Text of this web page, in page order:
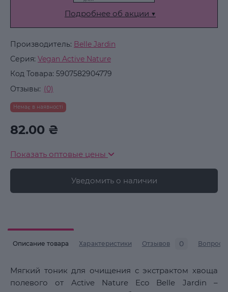
Подробнее об акции ▼
Производитель: Belle Jardin
Серия: Vegan Active Nature
Код Товара: 5907582904779
Отзывы: (0)
Немає в наявності
82.00 ₴
Показать оптовые цены
Уведомить о наличии
Описание товара Характеристики Отзывов 0 Вопросы
Мягкий тоник для очищения с экстрактом хвоща
полевого от Active Nature Eco Belle Jardin –